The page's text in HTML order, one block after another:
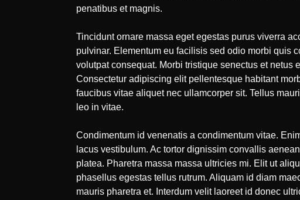
penatibus et magnis.
Tincidunt ornare massa eget egestas purus viverra
pulvinar. Elementum eu facilisis sed odio morbi quis
volutpat consequat. Morbi tristique senectus et netus
Consectetur adipiscing elit pellentesque habitant
faucibus vitae aliquet nec ullamcorper sit. Tellus
leo in vitae.
Condimentum id venenatis a condimentum vitae.
lacus vestibulum. Ac tortor dignissim convallis
platea. Pharetra massa massa ultricies mi. Elit ut
phasellus egestas tellus rutrum. Aliquam id diam
mauris pharetra et. Interdum velit laoreet id donec